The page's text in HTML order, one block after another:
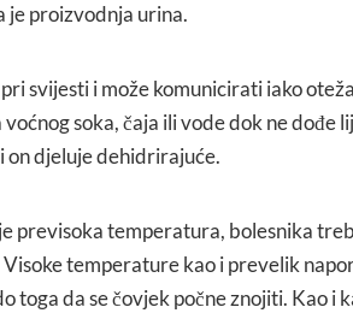
je proizvodnja urina.
svijesti i može komunicirati iako
soka, čaja ili vode dok ne dođe
on djeluje dehidrirajuće.
previsoka temperatura, bolesnika
temperature kao i prevelik
toga da se čovjek počne znojiti. Kao i